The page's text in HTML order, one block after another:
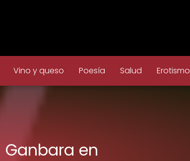
Vino y queso Poesía Salud Erotismo
en